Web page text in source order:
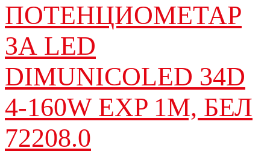
ПОТЕНЦИОМЕТАР
ЗА LED
DIMUNICOLED 34D
4-160W EXP 1M, БЕЛ
72208.0